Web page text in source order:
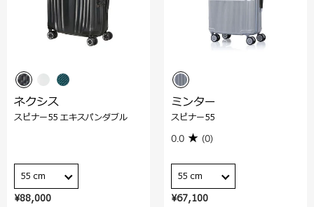
¥88,000
ネクシス
スピナー55 エキスパンダブル
55 cm
¥67,100
ミンター
スピナー55
0.0 (0)
55 cm